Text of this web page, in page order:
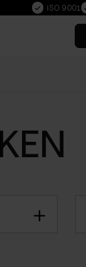
ISO 9001